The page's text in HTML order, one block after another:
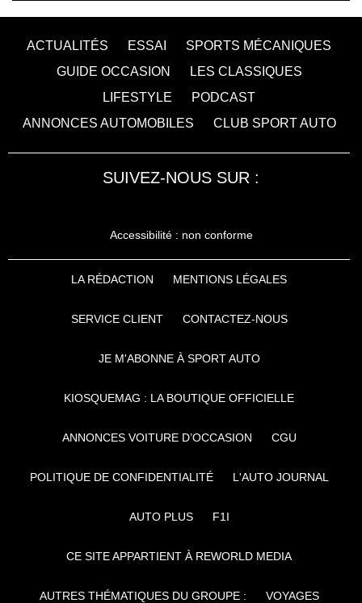
ACTUALITÉS ESSAI
SPORTS MÉCANIQUES
GUIDE OCCASION
LES CLASSIQUES
LIFESTYLE
PODCAST
ANNONCES AUTOMOBILES
CLUB SPORT AUTO
SUIVEZ-NOUS SUR :
Accessibilité : non conforme
LA RÉDACTION MENTIONS LÉGALES
SERVICE CLIENT CONTACTEZ-NOUS
JE M'ABONNE À SPORT AUTO
KIOSQUEMAG : LA BOUTIQUE OFFICIELLE
ANNONCES VOITURE D’OCCASION CGU
POLITIQUE DE CONFIDENTIALITÉ L'AUTO JOURNAL
AUTO PLUS F1I
CE SITE APPARTIENT À REWORLD MEDIA
AUTRES THÉMATIQUES DU GROUPE : VOYAGES